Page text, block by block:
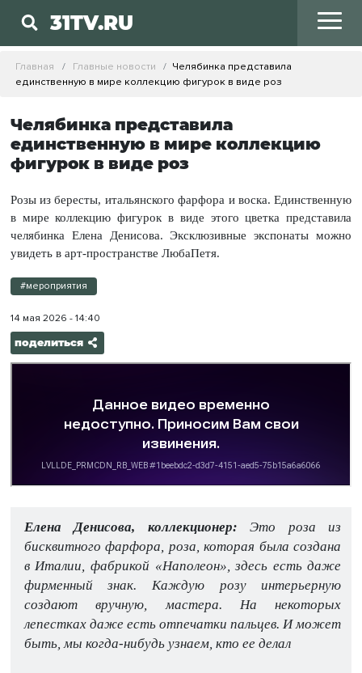
31TV.RU
Главная Главные новости
Челябинка представила
единственную в мире коллекцию фигурок в виде роз
Челябинка представила
единственную в мире коллекцию
фигурок в виде роз
Розы из бересты, итальянского фарфора и воска. Единственную
в мире коллекцию фигурок в виде этого цветка представила
челябинка Елена Денисова. Эксклюзивные экспонаты можно
увидеть в арт-пространстве ЛюбаПетя.
#мероприятия
14 мая 2026 - 14:40
поделиться
Елена Денисова, коллекционер: Это роза из
бисквитного фарфора, роза, которая была создана
в Италии, фабрикой «Наполеон», здесь есть даже
фирменный знак. Каждую розу интерьерную
создают вручную, мастера. На некоторых
лепестках даже есть отпечатки пальцев. И может
быть, мы когда-нибудь узнаем, кто ее делал